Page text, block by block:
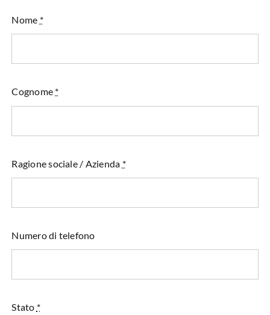
Nome *
Cognome *
Ragione sociale / Azienda *
Numero di telefono
Stato *